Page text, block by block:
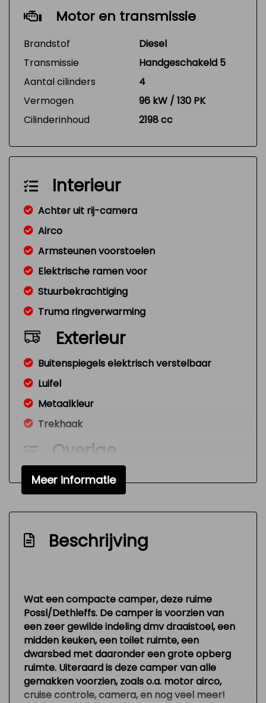
Motor en transmissie
Brandstof
Diesel
Transmissie
Handgeschakeld 5
Aantal cilinders
4
Vermogen
96 kW / 130 PK
Cilinderinhoud
2198 cc
Interieur
Achter uit rij-camera
Airco
Armsteunen voorstoelen
Elektrische ramen voor
Stuurbekrachtiging
Truma ringverwarming
Exterieur
Buitenspiegels elektrisch verstelbaar
Luifel
Metaalkleur
Trekhaak
Overige
Anti blokkeer systeem
Bestuurdersairbag
Zonnepanelen
Meer informatie
Beschrijving
Wat een compacte camper, deze ruime
Possl/Dethleffs. De camper is voorzien van
een zeer gewilde indeling dmv draaistoel, een
midden keuken, een toilet ruimte, een
dwarsbed met daaronder een grote opberg
ruimte. Uiteraard is deze camper van alle
gemakken voorzien, zoals o.a. motor airco,
cruise controle, camera, en nog veel meer!